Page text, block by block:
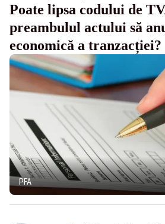
Poate lipsa codului de
preambulul actului să
economică a tranzacției?
PFA